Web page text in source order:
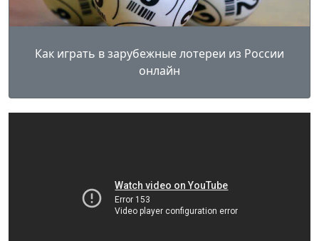
Как играть в зарубежные лотереи из России
онлайн